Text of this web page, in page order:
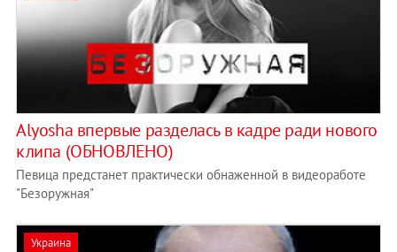
Alyosha впервые разделась в кадре ради нового
клипа (ОБНОВЛЕНО)
Певица предстанет практически обнаженной в видеоработе
"Безоружная"
Украина